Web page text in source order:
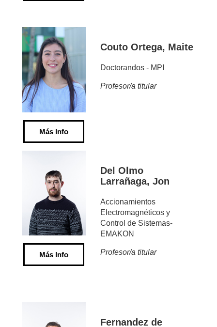
Más Info
Couto Ortega, Maite
Doctorandos - MPI
Profesor/a titular
Más Info
Del Olmo
Larrañaga, Jon
Accionamientos
Electromagnéticos y
Control de Sistemas-
EMAKON
Profesor/a titular
Fernandez de